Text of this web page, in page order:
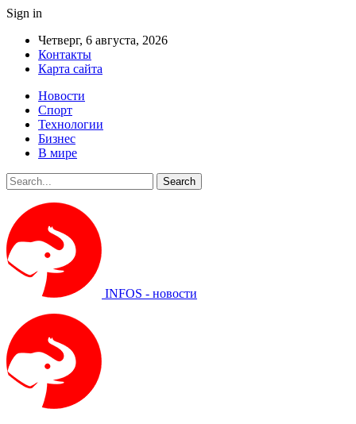
Sign in
Четверг, 6 августа, 2026
Контакты
Карта сайта
Новости
Спорт
Технологии
Бизнес
В мире
INFOS - новости